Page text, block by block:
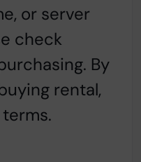
or server
check
By
rental,